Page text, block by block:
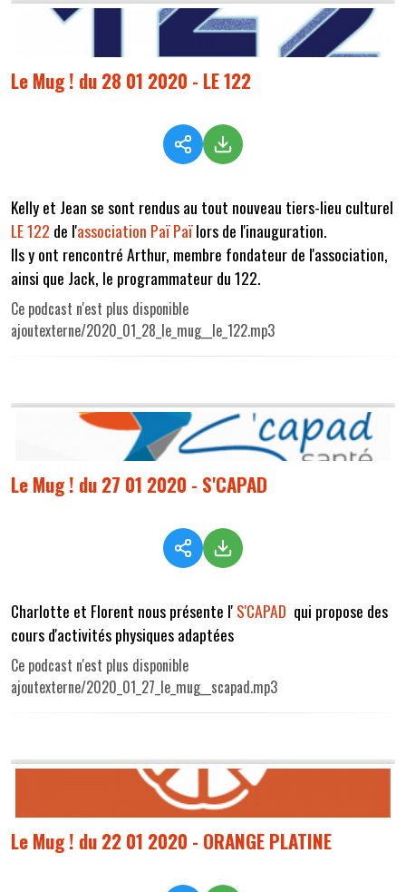
Le Mug ! du 28 01 2020 - LE 122
Kelly et Jean se sont rendus au tout nouveau tiers-lieu culturel
LE 122 de l'association Paï Païlors de l'inauguration.
Ils y ont rencontré Arthur, membre fondateur de l'association,
ainsi que Jack, le programmateur du 122.
Ce podcast n'est plus disponible
ajoutexterne/2020_01_28_le_mug__le_122.mp3
Le Mug ! du 27 01 2020 - S'CAPAD
Charlotte et Florent nous présente l'S'CAPAD qui propose des
cours d'activités physiques adaptées
Ce podcast n'est plus disponible
ajoutexterne/2020_01_27_le_mug__scapad.mp3
Le Mug ! du 22 01 2020 - ORANGE PLATINE